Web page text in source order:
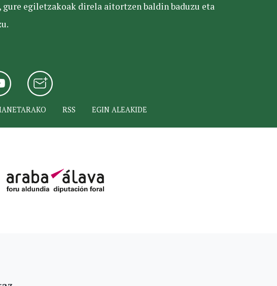
egiletzakoak direla aitortzen baldin baduzu eta
RSS EGIN ALEAKIDE